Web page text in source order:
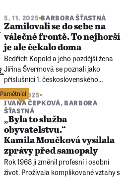
5. 11. 2025 BARBORA ŠŤASTNÁ
Zamilovali se do sebe na
válečné frontě. To nejhorší
je ale čekalo doma
Bedřich Kopold a jeho pozdější žena
Jiřina Švermová se poznali jako
příslušníci 1. československého
armádního sboru v SSSR. Společně
prošli ohněm války, v poválečném
Československu ale zažili perzekuci ze
strany vlastních lidí.
Pamětníci
22. 8. 2025
IVANA ČEPKOVÁ, BARBORA
ŠŤASTNÁ
„Byla to služba
obyvatelstvu.“
Kamila Moučková vysílala
zprávy před samopaly
Rok 1968 jí změnil profesní i osobní
život. Prožívala komplikované vztahy s